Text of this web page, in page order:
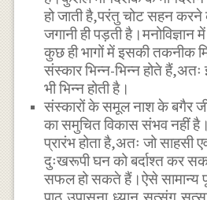
हो जाती है,परंतु चोट सहन करने
जगानी ही पड़ती
कुछ ही भागों में इसकी तकनीक
संस्कार भिन्न-भिन्न होते
भी भिन्न होती है।
संस्कारों के समूल नाश के बगैर
का समुचित विकास संभव नहीं
प्रारंभ होता है,अतः जो साहसी
दुःखरूपी घन को बर्दाश्त कर
सफल हो सकते हैं।ऐसे सामान्य